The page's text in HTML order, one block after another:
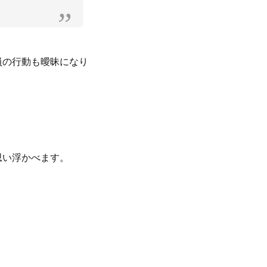
行動も曖昧になり
浮かべます。